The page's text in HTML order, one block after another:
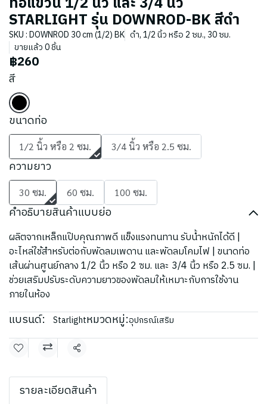
STARLIGHT รุ่น DOWNROD-BK สีดำ
SKU : DOWNROD 30 cm (1/2) BK ดำ, 1/2 นิ้ว หรือ 2 ซม., 30 ซม.
ขายแล้ว 0 ชิ้น
฿260
สี
ขนาดท่อ
1/2 นิ้ว หรือ 2 ซม. 3/4 นิ้ว หรือ 2.5 ซม.
ความยาว
30 ซม. 60 ซม. 100 ซม.
คำอธิบายสินค้าแบบย่อ
ผลิตจากเหล็กแป๊บคุณภาพดี แข็งแรงทนทาน รับน้ำหนักได้ดี |
อะไหล่ใช้สำหรับต่อกับพัดลมเพดาน และพัดลมโคมไฟ | ขนาดท่อ
เส้นผ่านศูนย์กลาง 1/2 นิ้ว หรือ 2 ซม. และ 3/4 นิ้ว หรือ 2.5 ซม. |
ช่วยเสริมปรับระดับความยาวของพัดลมให้เหมาะกับการใช้งาน
ภายในห้อง
แบรนด์: Starlightหมวดหมู่:อุปกรณ์เสริม
แชร์
รายละเอียดสินค้า